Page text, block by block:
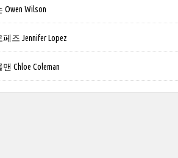
Wilson
즈 Jennifer Lopez
Chloe Coleman